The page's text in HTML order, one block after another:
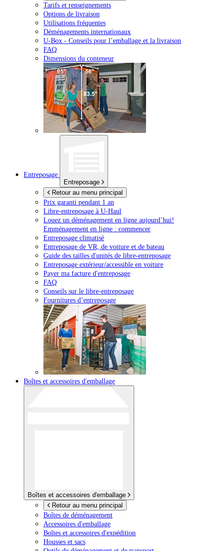
Tarifs et renseignements
Options de livraison
Utilisations fréquentes
Déménagements internationaux
U-Box - Conseils pour l’emballage et la livraison
FAQ
Dimensions du conteneur
Entreposage
Entreposage
Retour au menu principal
Prix garanti pendant 1 an
Libre-entreposage à U-Haul
Louez un déménagement en ligne aujourd’hui!
Emménagement en ligne : commencer
Entreposage climatisé
Entreposage de VR, de voiture et de bateau
Guide des tailles d'unités de libre-entreposage
Entreposage extérieur/accessible en voiture
Payer ma facture d'entreposage
FAQ
Conseils sur le libre-entreposage
Fournitures d’entreposage
Boîtes et accessoires d'emballage
Boîtes et accessoires d'emballage
Retour au menu principal
Boîtes de déménagement
Accessoires d'emballage
Boîtes et accessoires d'expédition
Housses et sacs